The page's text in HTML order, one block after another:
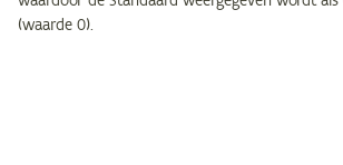
(waarde 0).